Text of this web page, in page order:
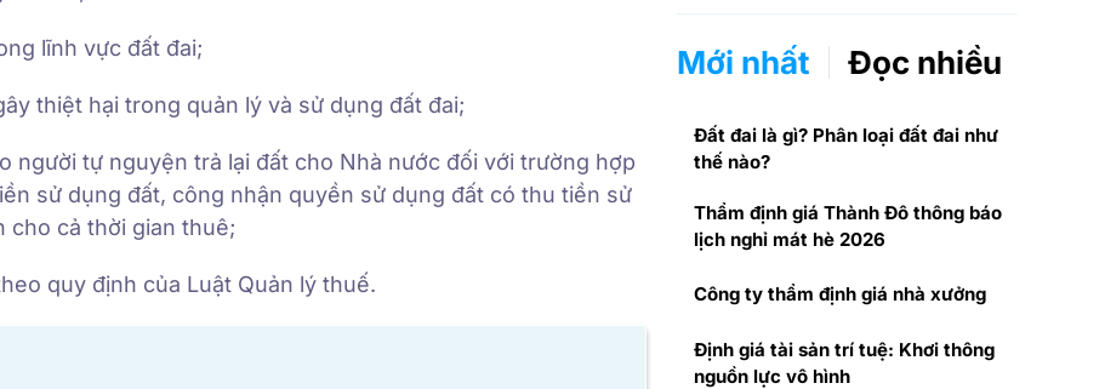
lĩnh vực đất đai;
thiệt hại trong quản lý và sử dụng đất đai;
người tự nguyện trả lại đất cho Nhà nước đối với trường hợp
sử dụng đất, công nhận quyền sử dụng đất có thu tiền sử
cho cả thời gian thuê;
quy định của Luật Quản lý thuế.
Mới nhất Đọc nhiều
Đất đai là gì? Phân loại đất đai như
thế nào?
Thẩm định giá Thành Đô thông báo
lịch nghỉ mát hè 2026
Công ty thẩm định giá nhà xưởng
Định giá tài sản trí tuệ: Khơi thông
nguồn lực vô hình